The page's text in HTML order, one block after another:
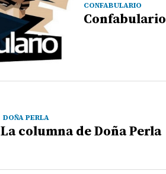
CONFABULARIO
Confabulario
DOÑA PERLA
La columna de Doña Perla